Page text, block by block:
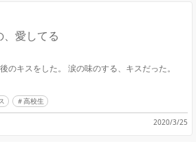
、愛してる
のキスをした。 涙の味のする、キスだった。
高校生
2020/3/25